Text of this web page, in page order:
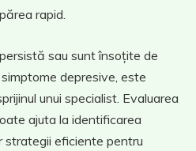
rapid.
sau sunt însoțite de
depresive, este
unui specialist. Evaluarea
ajuta la identificarea
strategii eficiente pentru